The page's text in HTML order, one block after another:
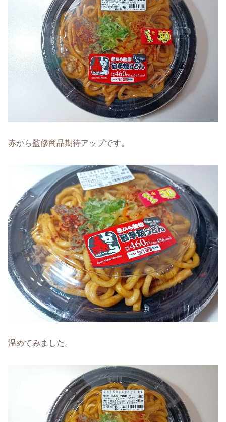
赤から監修商品期待アップです。
温めてみました。